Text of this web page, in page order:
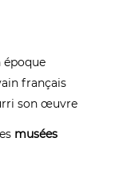
époque
français
son œuvre
musées